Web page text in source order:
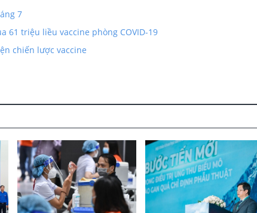
7
triệu liều vaccine phòng COVID-19
chiến lược vaccine